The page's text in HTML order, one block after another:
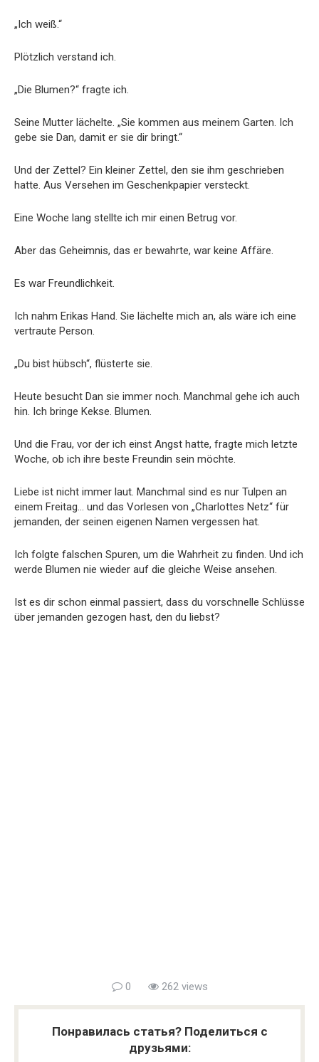
„Ich weiß.“
Plötzlich verstand ich.
„Die Blumen?“ fragte ich.
Seine Mutter lächelte. „Sie kommen aus meinem Garten. Ich
gebe sie Dan, damit er sie dir bringt.“
Und der Zettel? Ein kleiner Zettel, den sie ihm geschrieben
hatte. Aus Versehen im Geschenkpapier versteckt.
Eine Woche lang stellte ich mir einen Betrug vor.
Aber das Geheimnis, das er bewahrte, war keine Affäre.
Es war Freundlichkeit.
Ich nahm Erikas Hand. Sie lächelte mich an, als wäre ich eine
vertraute Person.
„Du bist hübsch“, flüsterte sie.
Heute besucht Dan sie immer noch. Manchmal gehe ich auch
hin. Ich bringe Kekse. Blumen.
Und die Frau, vor der ich einst Angst hatte, fragte mich letzte
Woche, ob ich ihre beste Freundin sein möchte.
Liebe ist nicht immer laut. Manchmal sind es nur Tulpen an
einem Freitag… und das Vorlesen von „Charlottes Netz“ für
jemanden, der seinen eigenen Namen vergessen hat.
Ich folgte falschen Spuren, um die Wahrheit zu finden. Und ich
werde Blumen nie wieder auf die gleiche Weise ansehen.
Ist es dir schon einmal passiert, dass du vorschnelle Schlüsse
über jemanden gezogen hast, den du liebst?
0 262 views
Понравилась статья? Поделиться с
друзьями: